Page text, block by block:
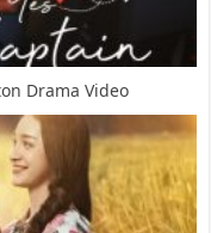
Drama Video